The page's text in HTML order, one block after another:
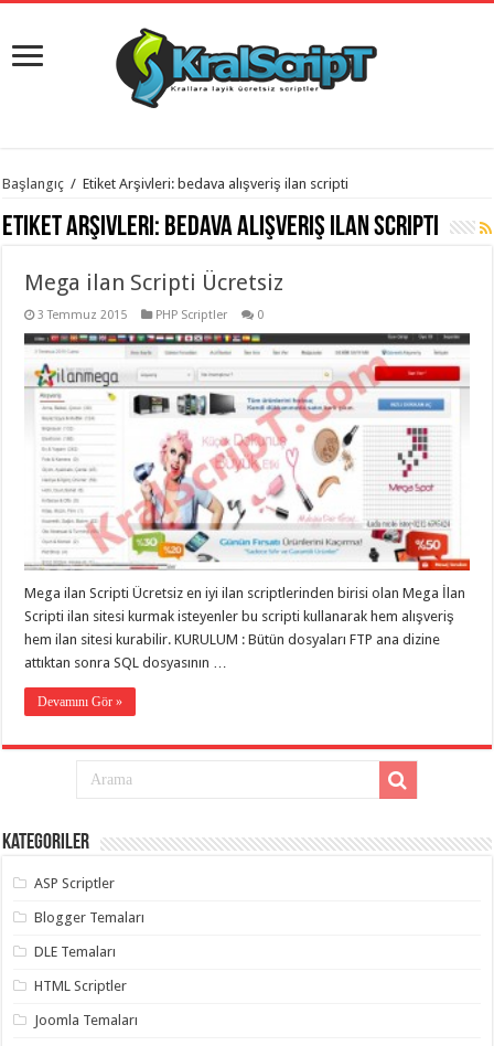
istanbul
evden
eve
organizasyon ,
gaziantep
evden
taşımacılık,
evden
taşımacılık
gaziantep
taşımacılık,
taşımacılık,
gaziantep
gaziantep
evden
taşımacılık,
gaziantep
taşımacılık,
evden
taşımacılık,
gaziantep
taşıma,
evden
taşımacılık,
gaziantep
organizasyon
gaziantep
organizasyon,
gaziantep
Başlangıç / Etiket Arşivleri: bedava alışveriş ilan scripti
Etiket Arşivleri: bedava alışveriş ilan scripti
Mega ilan Scripti Ücretsiz
3 Temmuz 2015 PHP Scriptler 0
Mega ilan Scripti Ücretsiz en iyi ilan scriptlerinden birisi olan Mega İlan
Scripti ilan sitesi kurmak isteyenler bu scripti kullanarak hem alışveriş
hem ilan sitesi kurabilir. KURULUM : Bütün dosyaları FTP ana dizine
attıktan sonra SQL dosyasının …
Devamını Gör »
Kategoriler
ASP Scriptler
Blogger Temaları
DLE Temaları
HTML Scriptler
Joomla Temaları